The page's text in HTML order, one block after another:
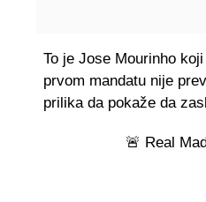
To je Jose Mourinho
prvom mandatu nije
prilika da pokaže da
🚨 Real